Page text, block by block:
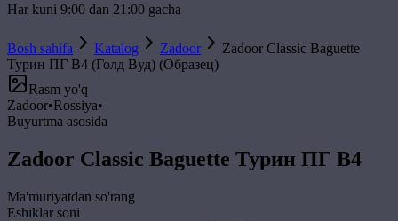
Har kuni 9:00 dan 21:00 gacha
Bosh sahifa Katalog Zadoor
Zadoor Classic Baguette
Турин ПГ B4 (Голд Вуд) (Образец)
Rasm yo'q
Zadoor•Rossiya•
Buyurtma asosida
Zadoor Classic Baguette Турин ПГ B4
Ma'muriyatdan so'rang
Eshiklar soni